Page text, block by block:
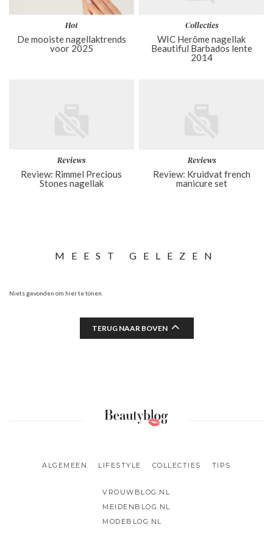
Hot
De mooiste nagellaktrends
voor 2025
Collecties
WIC Herôme nagellak
Beautiful Barbados lente
2014
Reviews
Review: Rimmel Precious
Stones nagellak
Reviews
Review: Kruidvat french
manicure set
MEEST GELEZEN
Niets gevonden om hier te tonen.
TERUG NAAR BOVEN
ALGEMEEN LIFESTYLE COLLECTIES TIPS
VROUWBLOG.NL
MEIDENBLOG.NL
MODEBLOG.NL